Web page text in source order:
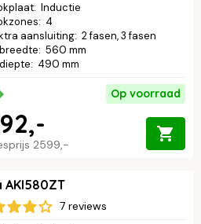
: Inductie
: 4
aansluiting: 2 fasen, 3 fasen
: 560 mm
: 490 mm
Op voorraad
2599,-
AKI580ZT
7 reviews